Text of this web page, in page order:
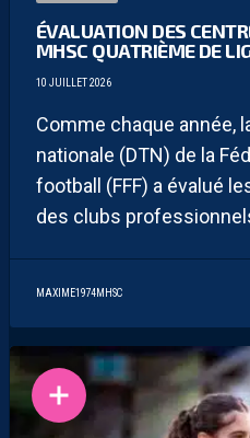
ÉVALUATION DES
MHSC QUATRIÈME DE
10 JUILLET 2026
Comme chaque année,
nationale (DTN) de la
football (FFF) a évalué
des clubs
MAXIME1974MHSC